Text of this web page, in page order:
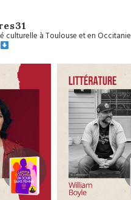
culturelle à Toulouse et en Occitanie